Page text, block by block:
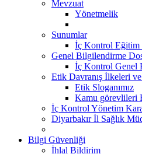
Mevzuat
Yönetmelik
Sunumlar
İç Kontrol Eğitim
Genel Bilgilendirme
İç Kontrol Genel
Etik Davranış İlkeleri ve
Etik Sloganımız
Kamu görevlileri
İç Kontrol Yönetim
Diyarbakır İl Sağlık
Bilgi Güvenliği
İhlal Bildirim